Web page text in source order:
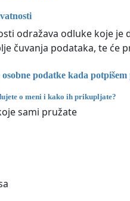
odražava odluke koje
čuvanja podataka, te će
podatke kada
o meni i kako ih prikupljate?
sami pružate